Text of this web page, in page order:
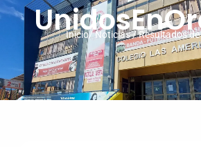
Inicio/ Noticias / Resultados